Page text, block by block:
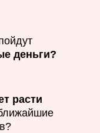
деньги?
расти